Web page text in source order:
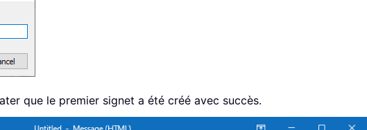
que le premier signet a été créé avec succès.